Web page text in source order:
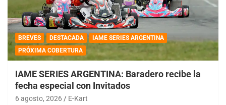
BREVES DESTACADA
IAME SERIES ARGENTINA
PRÓXIMA COBERTURA
IAME SERIES ARGENTINA: Baradero recibe la
fecha especial con Invitados
6 agosto, 2026 E-Kart